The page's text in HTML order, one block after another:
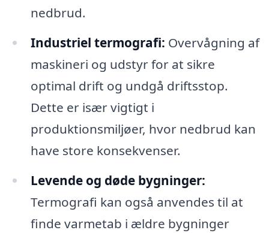
nedbrud.
Industriel termografi: Overvågning af
maskineri og udstyr for at sikre
optimal drift og undgå driftsstop.
Dette er især vigtigt i
produktionsmiljøer, hvor nedbrud kan
have store konsekvenser.
Levende og døde bygninger:
Termografi kan også anvendes til at
finde varmetab i ældre bygninger